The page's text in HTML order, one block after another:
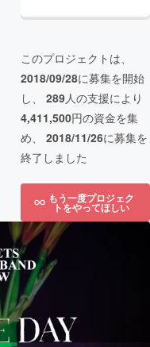
このプロジェクトは、
2018/09/28に募集を開始
し、 289人の支援により
4,411,500円の資金を集
め、 2018/11/26に募集を
終了しました
もう一度プロジェク
トをやってほしい